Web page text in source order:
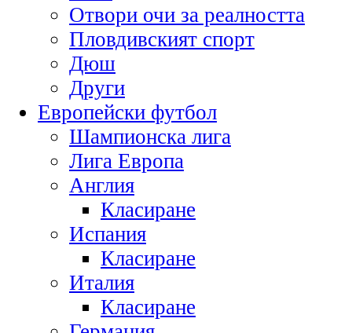
Отвори очи за реалността
Пловдивският спорт
Дюш
Други
Европейски футбол
Шампионска лига
Лига Европа
Англия
Класиране
Испания
Класиране
Италия
Класиране